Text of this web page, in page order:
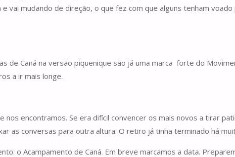
vai mudando de direção, o que fez com que alguns tenham
de Caná na versão piquenique são já uma marca forte do
a ir mais longe.
encontramos. Se era difícil convencer os mais novos a tirar
as conversas para outra altura. O retiro já tinha terminado há
o Acampamento de Caná. Em breve marcamos a data.